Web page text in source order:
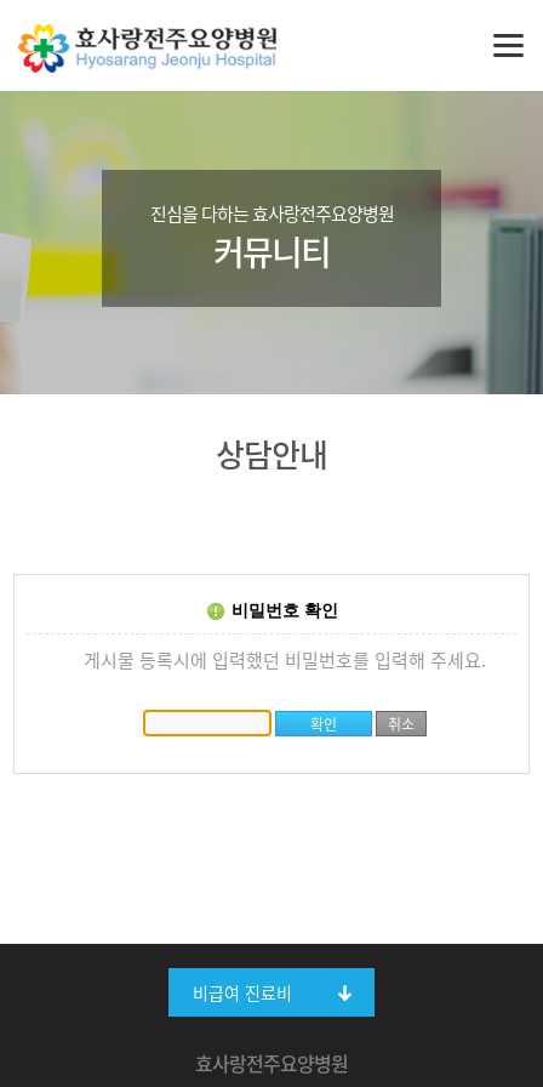
진심을 다하는 효사랑전주요양병원
커뮤니티
상담안내
비밀번호 확인
게시물 등록시에 입력했던 비밀번호를 입력해 주세요.
비급여 진료비
효사랑전주요양병원